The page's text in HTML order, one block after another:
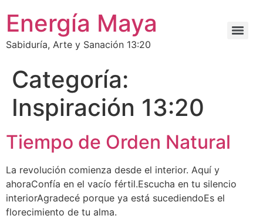
Energía Maya
Sabiduría, Arte y Sanación 13:20
Categoría:
Inspiración 13:20
Tiempo de Orden Natural
La revolución comienza desde el interior. Aquí y
ahoraConfía en el vacío fértil.Escucha en tu silencio
interiorAgradecé porque ya está sucediendoEs el
florecimiento de tu alma.